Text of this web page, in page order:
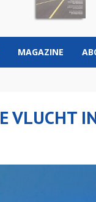
MAGAZINE
VLUCHT